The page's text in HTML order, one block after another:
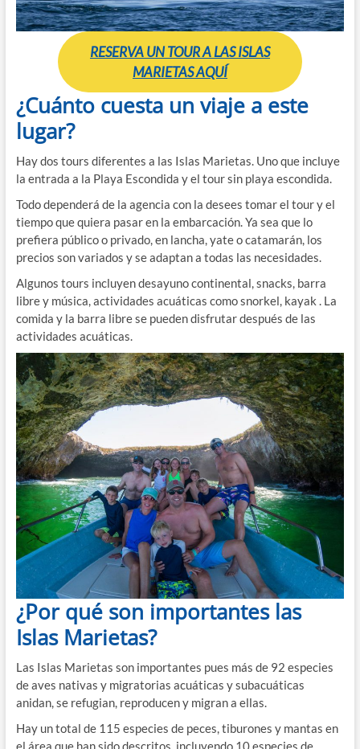
RESERVA UN TOUR A LAS ISLAS
MARIETAS AQUÍ
¿Cuánto cuesta un viaje a este
lugar?
Hay dos tours diferentes a las Islas Marietas. Uno que incluye
la entrada a la Playa Escondida y el tour sin playa escondida.
Todo dependerá de la agencia con la desees tomar el tour y el
tiempo que quiera pasar en la embarcación. Ya sea que lo
prefiera público o privado, en lancha, yate o catamarán, los
precios son variados y se adaptan a todas las necesidades.
Algunos tours incluyen desayuno continental, snacks, barra
libre y música, actividades acuáticas como snorkel, kayak . La
comida y la barra libre se pueden disfrutar después de las
actividades acuáticas.
¿Por qué son importantes las
Islas Marietas?
Las Islas Marietas son importantes pues más de 92 especies
de aves nativas y migratorias acuáticas y subacuáticas
anidan, se refugian, reproducen y migran a ellas.
Hay un total de 115 especies de peces, tiburones y mantas en